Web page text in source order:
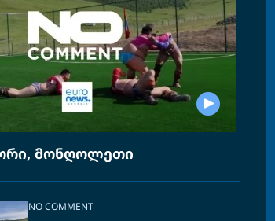
მონღოლეთი
NO COMMENT